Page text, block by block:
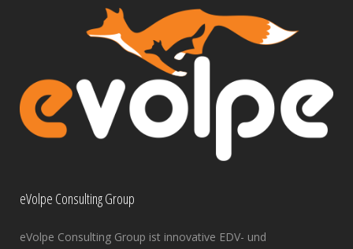
eVolpe Consulting Group
eVolpe Consulting Group ist innovative EDV- und